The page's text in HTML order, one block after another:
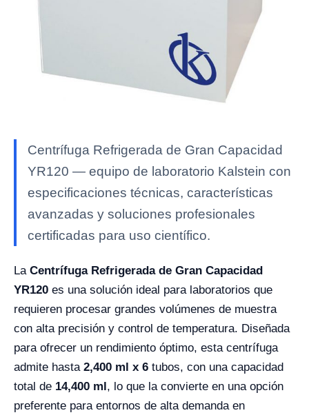
Centrífuga Refrigerada de Gran Capacidad
YR120 — equipo de laboratorio Kalstein con
especificaciones técnicas, características
avanzadas y soluciones profesionales
certificadas para uso científico.
La Centrífuga Refrigerada de Gran Capacidad
YR120 es una solución ideal para laboratorios que
requieren procesar grandes volúmenes de muestra
con alta precisión y control de temperatura. Diseñada
para ofrecer un rendimiento óptimo, esta centrífuga
admite hasta 2,400 ml x 6 tubos, con una capacidad
total de 14,400 ml, lo que la convierte en una opción
preferente para entornos de alta demanda en